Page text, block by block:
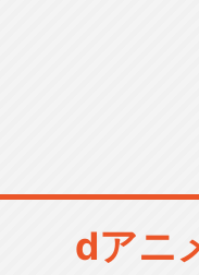
dアニ